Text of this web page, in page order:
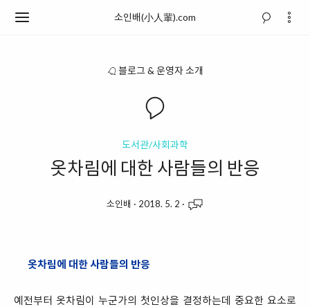
소인배(小人輩).com
블로그 & 운영자 소개
도서관/사회과학
옷차림에 대한 사람들의 반응
소인배 · 2018. 5. 2 ·
옷차림에 대한 사람들의 반응
예전부터 옷차림이 누군가의 첫인상을 결정하는데 중요한 요소로